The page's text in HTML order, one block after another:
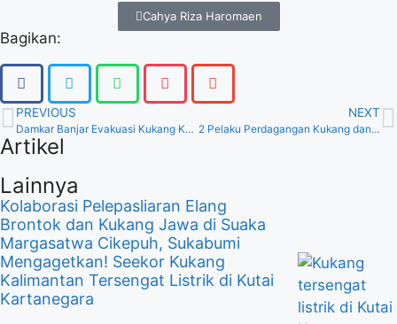
Cahya Riza Haromaen
Bagikan:
PREVIOUS
Damkar Banjar Evakuasi Kukang Kalimantan yang Masuk Permukiman Warga
NEXT
2 Pelaku Perdagangan Kukang dan Lutung Divonis 3 Tahun Penjara
Artikel
Lainnya
Kolaborasi Pelepasliaran Elang
Brontok dan Kukang Jawa di Suaka
Margasatwa Cikepuh, Sukabumi
Mengagetkan! Seekor Kukang
Kalimantan Tersengat Listrik di Kutai
Kartanegara